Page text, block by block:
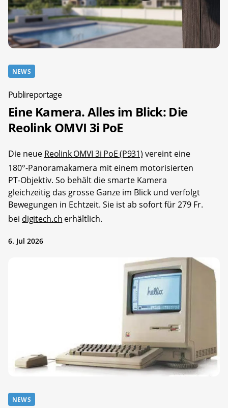
NEWS
Publireportage
Eine Kamera. Alles im Blick: Die
Reolink OMVI 3i PoE
Die neue Reolink OMVI 3i PoE (P931) vereint eine
180°-Panoramakamera mit einem motorisierten
PT-Objektiv. So behält die smarte Kamera
gleichzeitig das grosse Ganze im Blick und verfolgt
Bewegungen in Echtzeit. Sie ist ab sofort für 279 Fr.
bei digitech.ch erhältlich.
6. Jul 2026
NEWS